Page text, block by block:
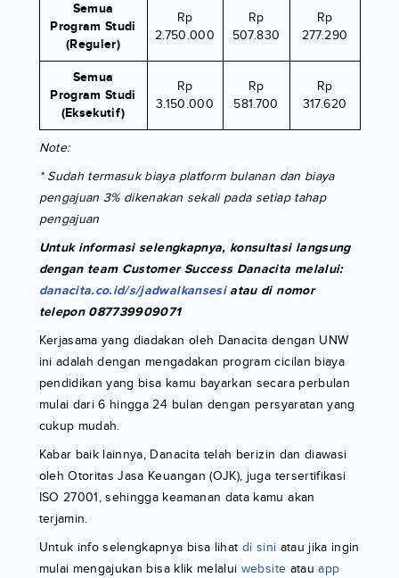
Semua
Program Studi
(Reguler)
Rp
2.750.000
Rp
507.830
Rp
277.290
Semua
Program Studi
(Eksekutif)
Rp
3.150.000
Rp
581.700
Rp
317.620
Note:
* Sudah termasuk biaya platform bulanan dan biaya
pengajuan 3% dikenakan sekali pada setiap tahap
pengajuan
Untuk informasi selengkapnya, konsultasi langsung
dengan team Customer Success Danacita melalui:
danacita.co.id/s/jadwalkansesi atau di nomor
telepon 087739909071
Kerjasama yang diadakan oleh Danacita dengan UNW
ini adalah dengan mengadakan program cicilan biaya
pendidikan yang bisa kamu bayarkan secara perbulan
mulai dari 6 hingga 24 bulan dengan persyaratan yang
cukup mudah.
Kabar baik lainnya, Danacita telah berizin dan diawasi
oleh Otoritas Jasa Keuangan (OJK), juga tersertifikasi
ISO 27001, sehingga keamanan data kamu akan
terjamin.
Untuk info selengkapnya bisa lihat di sini atau jika ingin
mulai mengajukan bisa klik melalui website atau app